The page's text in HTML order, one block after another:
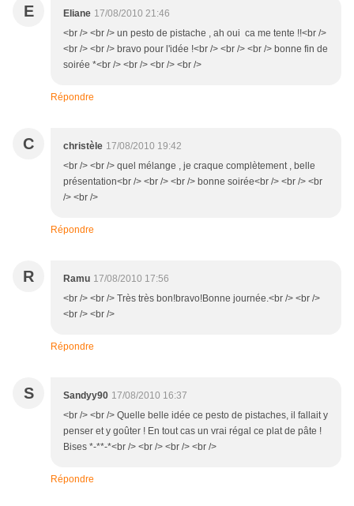
E Eliane 17/08/2010 21:46
<br /> <br /> un pesto de pistache , ah oui ca me tente !!<br />
<br /> <br /> bravo pour l'idée !<br /> <br /> <br /> bonne fin de
soirée *<br /> <br /> <br /> <br />
Répondre
C christèle 17/08/2010 19:42
<br /> <br /> quel mélange , je craque complètement , belle
présentation<br /> <br /> <br /> bonne soirée<br /> <br /> <br
/> <br />
Répondre
R Ramu 17/08/2010 17:56
<br /> <br /> Très très bon!bravo!Bonne journée.<br /> <br />
<br /> <br />
Répondre
S Sandyy90 17/08/2010 16:37
<br /> <br /> Quelle belle idée ce pesto de pistaches, il fallait y
penser et y goûter ! En tout cas un vrai régal ce plat de pâte !
Bises *-**-*<br /> <br /> <br /> <br />
Répondre